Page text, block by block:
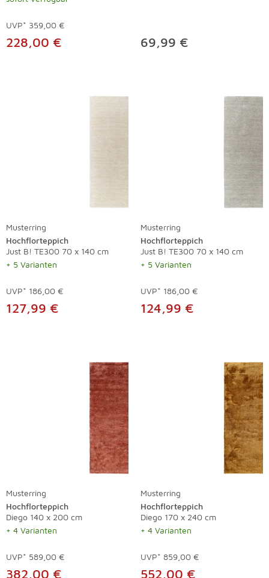
UVP* 359,00 €
228,00 € 69,99 €
Musterring
Hochflorteppich
Just B! TE300 70 x 140 cm
+ 5 Varianten
UVP* 186,00 €
127,99 €
Musterring
Hochflorteppich
Just B! TE300 70 x 140 cm
+ 5 Varianten
UVP* 186,00 €
124,99 €
Musterring
Hochflorteppich
Diego 140 x 200 cm
+ 4 Varianten
UVP* 589,00 €
382,00 €
Musterring
Hochflorteppich
Diego 170 x 240 cm
+ 4 Varianten
UVP* 859,00 €
552,00 €